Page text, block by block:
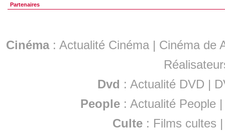
Partenaires
Cinéma: Actualité Cinéma | Cinéma de
Dvd : Actualité DVD |
People :Actualité People
Culte : Films cultes